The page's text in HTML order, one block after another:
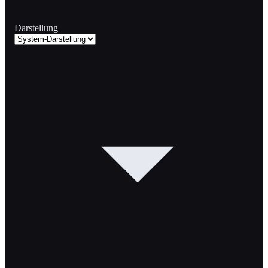
Darstellung